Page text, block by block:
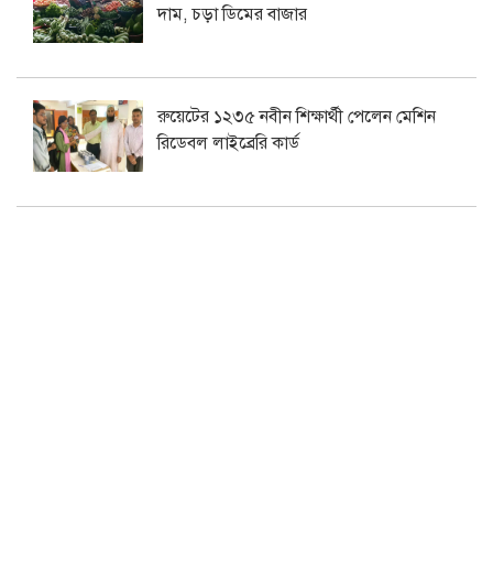
দাম, চড়া ডিমের বাজার
রুয়েটের ১২৩৫ নবীন শিক্ষার্থী পেলেন মেশিন
রিডেবল লাইব্রেরি কার্ড